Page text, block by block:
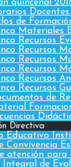
quincenal
Docentes
de
Materiales
Recursos
Recursos
Recursos
Recursos
Recursos
Recursos
de
Directiva
Educativo
Convivencia
atención para
Integral de